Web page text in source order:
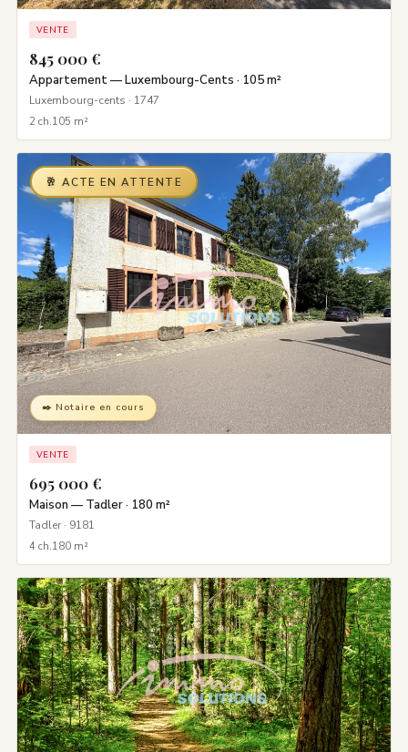
VENTE
845 000 €
Appartement — Luxembourg-Cents · 105 m²
Luxembourg-cents · 1747
2 ch.105 m²
🥂 ACTE EN ATTENTE
✒️ Notaire en cours
VENTE
695 000 €
Maison — Tadler · 180 m²
Tadler · 9181
4 ch.180 m²